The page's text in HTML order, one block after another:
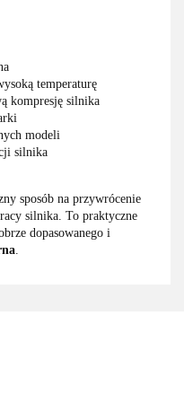
temperaturę
kompresję silnika
modeli
silnika
sposób na przywrócenie
silnika. To praktyczne
dopasowanego i